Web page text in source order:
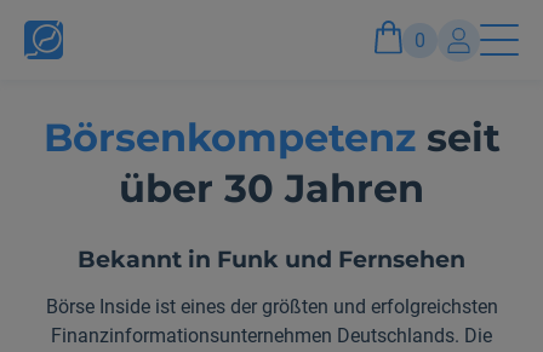
0
Konto
Anmelden und Vorteile genießen
Börsenkompetenzseit
über 30 Jahren
Bekannt in Funk und Fernsehen
Börse Inside ist eines der größten und erfolgreichsten
Finanzinformationsunternehmen Deutschlands. Die